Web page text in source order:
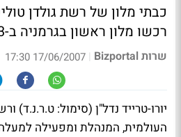
כבתי מלון של רשת גולדן
רכשו מלון ראשון בגרמניה ב-23 מיליון שקל
שרות Bizportal |
17/06/2007 17:30
יורו-טרייד נדל"ן (סימול: ט.ר.נ.ד)